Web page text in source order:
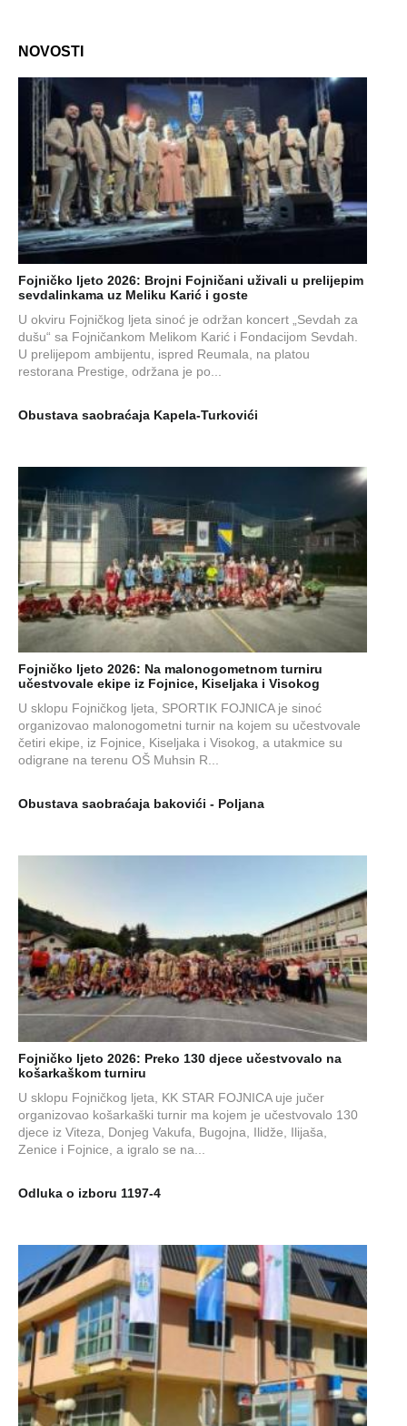
NOVOSTI
Fojničko ljeto 2026: Brojni Fojničani uživali u prelijepim
sevdalinkama uz Meliku Karić i goste
U okviru Fojničkog ljeta sinoć je održan koncert „Sevdah za
dušu“ sa Fojničankom Melikom Karić i Fondacijom Sevdah.
U prelijepom ambijentu, ispred Reumala, na platou
restorana Prestige, održana je po...
Obustava saobraćaja Kapela-Turkovići
Fojničko ljeto 2026: Na malonogometnom turniru
učestvovale ekipe iz Fojnice, Kiseljaka i Visokog
U sklopu Fojničkog ljeta, SPORTIK FOJNICA je sinoć
organizovao malonogometni turnir na kojem su učestvovale
četiri ekipe, iz Fojnice, Kiseljaka i Visokog, a utakmice su
odigrane na terenu OŠ Muhsin R...
Obustava saobraćaja bakovići - Poljana
Fojničko ljeto 2026: Preko 130 djece učestvovalo na
košarkaškom turniru
U sklopu Fojničkog ljeta, KK STAR FOJNICA uje jučer
organizovao košarkaški turnir ma kojem je učestvovalo 130
djece iz Viteza, Donjeg Vakufa, Bugojna, Ilidže, Ilijaša,
Zenice i Fojnice, a igralo se na...
Odluka o izboru 1197-4